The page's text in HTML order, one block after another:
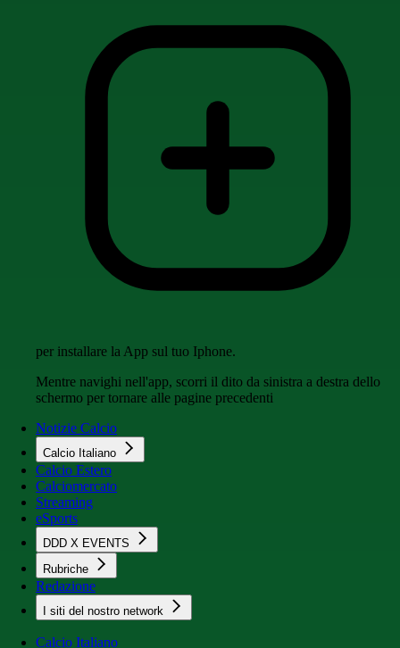
per installare la App sul tuo Iphone.
Mentre navighi nell'app, scorri il dito da sinistra a destra dello
schermo per tornare alle pagine precedenti
Notizie Calcio
Calcio Italiano
Calcio Estero
Calciomercato
Streaming
eSports
DDD X EVENTS
Rubriche
Redazione
I siti del nostro network
Calcio Italiano